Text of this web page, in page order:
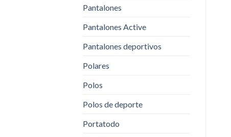
Pantalones
Pantalones Active
Pantalones deportivos
Polares
Polos
Polos de deporte
Portatodo